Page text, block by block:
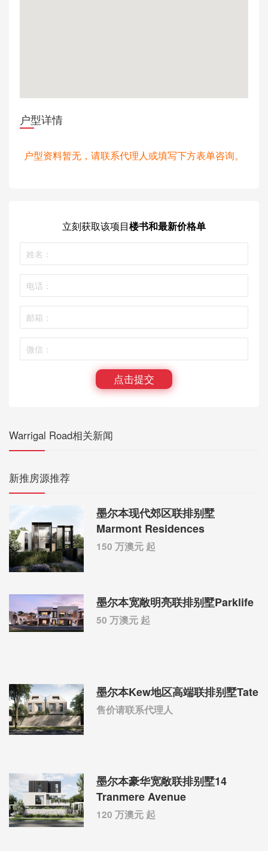
户型详情
户型资料暂无，请联系代理人或填写下方表单咨询。
立刻获取该项目楼书和最新价格单
点击提交
Warrigal Road相关新闻
新推房源推荐
墨尔本现代郊区联排别墅
Marmont Residences
150 万澳元 起
墨尔本宽敞明亮联排别墅Parklife
50 万澳元 起
墨尔本Kew地区高端联排别墅Tate
售价请联系代理人
墨尔本豪华宽敞联排别墅14
Tranmere Avenue
120 万澳元 起